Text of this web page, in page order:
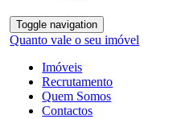
Toggle navigation
Quanto vale o seu imóvel
Imóveis
Recrutamento
Quem Somos
Contactos